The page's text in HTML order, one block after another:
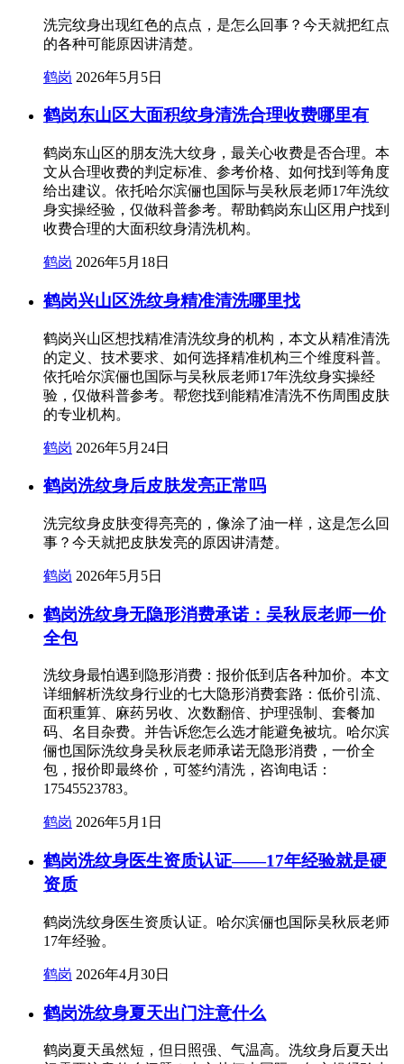
洗完纹身出现红色的点点，是怎么回事？今天就把红点
的各种可能原因讲清楚。
鹤岗 2026年5月5日
鹤岗东山区大面积纹身清洗合理收费哪里有
鹤岗东山区的朋友洗大纹身，最关心收费是否合理。本
文从合理收费的判定标准、参考价格、如何找到等角度
给出建议。依托哈尔滨俪也国际与吴秋辰老师17年洗纹
身实操经验，仅做科普参考。帮助鹤岗东山区用户找到
收费合理的大面积纹身清洗机构。
鹤岗 2026年5月18日
鹤岗兴山区洗纹身精准清洗哪里找
鹤岗兴山区想找精准清洗纹身的机构，本文从精准清洗
的定义、技术要求、如何选择精准机构三个维度科普。
依托哈尔滨俪也国际与吴秋辰老师17年洗纹身实操经
验，仅做科普参考。帮您找到能精准清洗不伤周围皮肤
的专业机构。
鹤岗 2026年5月24日
鹤岗洗纹身后皮肤发亮正常吗
洗完纹身皮肤变得亮亮的，像涂了油一样，这是怎么回
事？今天就把皮肤发亮的原因讲清楚。
鹤岗 2026年5月5日
鹤岗洗纹身无隐形消费承诺：吴秋辰老师一价
全包
洗纹身最怕遇到隐形消费：报价低到店各种加价。本文
详细解析洗纹身行业的七大隐形消费套路：低价引流、
面积重算、麻药另收、次数翻倍、护理强制、套餐加
码、名目杂费。并告诉您怎么选才能避免被坑。哈尔滨
俪也国际洗纹身吴秋辰老师承诺无隐形消费，一价全
包，报价即最终价，可签约清洗，咨询电话：
17545523783。
鹤岗 2026年5月1日
鹤岗洗纹身医生资质认证——17年经验就是硬
资质
鹤岗洗纹身医生资质认证。哈尔滨俪也国际吴秋辰老师
17年经验。
鹤岗 2026年4月30日
鹤岗洗纹身夏天出门注意什么
鹤岗夏天虽然短，但日照强、气温高。洗纹身后夏天出